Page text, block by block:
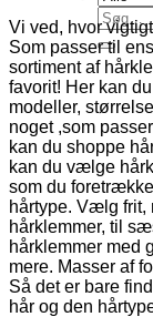
Søg
efter:
Vi ved, hvor
Som passer til
sortiment af
favorit! Her kan
modeller,
noget ,som
kan du shoppe
kan du vælge
som du
hårtype. Vælg frit,
hårklemmer, til
hårklemmer med
mere. Masser af
Så det er bare
hår og den